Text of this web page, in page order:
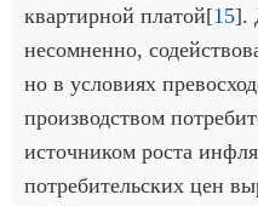
квартирной платой[15].
несомненно,
но в условиях
производством
источником роста
потребительских цен